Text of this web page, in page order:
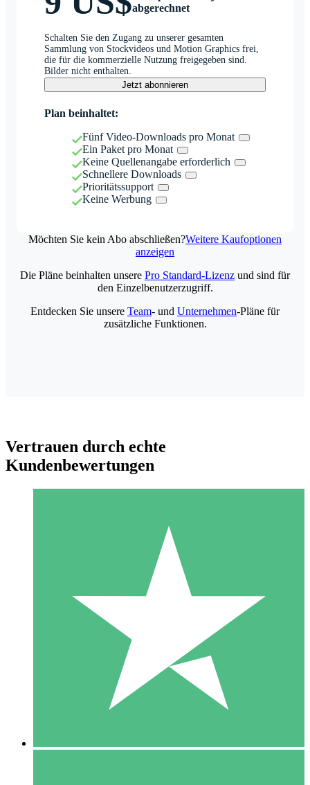
abgerechnet
Schalten Sie den Zugang zu unserer gesamten
Sammlung von Stockvideos und Motion Graphics frei,
die für die kommerzielle Nutzung freigegeben sind.
Bilder nicht enthalten.
Jetzt abonnieren
Plan beinhaltet:
Fünf Video-Downloads pro Monat
Ein Paket pro Monat
Keine Quellenangabe erforderlich
Schnellere Downloads
Prioritätssupport
Keine Werbung
Möchten Sie kein Abo abschließen?Weitere Kaufoptionen
anzeigen
Individuelle Credit-Pakete
Zahlen Sie nach Bedarf mit Download-Credits. Keine
monatliche Verpflichtung erforderlich.
10 00
Die Pläne beinhalten unsere Pro Standard-Lizenz und sind für
den Einzelbenutzerzugriff.
Entdecken Sie unsere Team- und Unternehmen-Pläne für
zusätzliche Funktionen.
Vertrauen durch echte
Kundenbewertungen